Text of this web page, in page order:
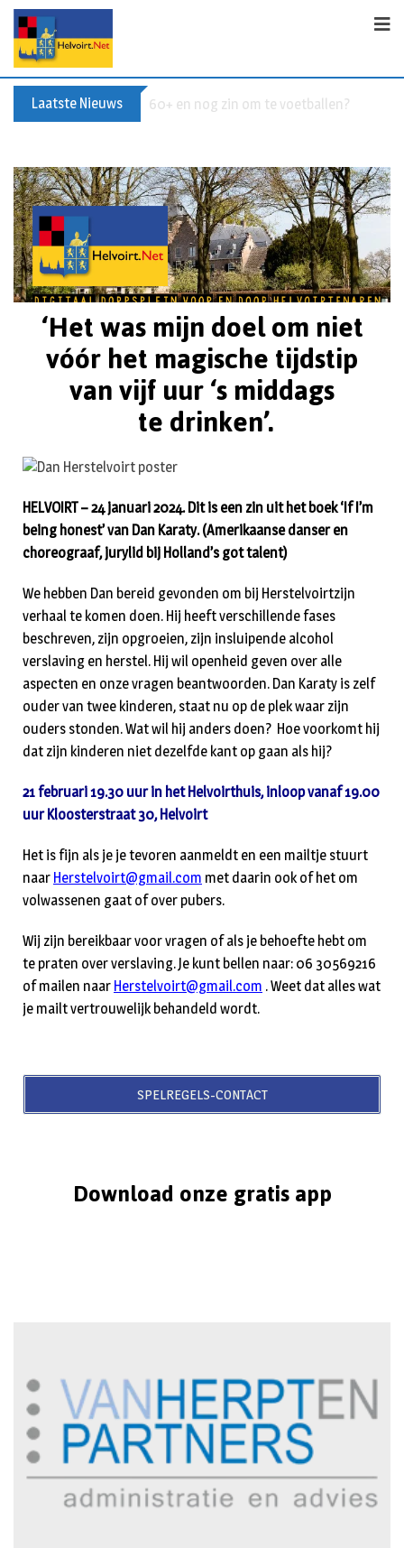
Laatste Nieuws Buxusplanten in brand in Biezenmortel,
‘Het was mijn doel om niet
vóór het magische tijdstip
van vijf uur ‘s middags
te drinken’.
HELVOIRT – 24 januari 2024. Dit is een zin uit het boek ‘If I’m
being honest’ van Dan Karaty. (Amerikaanse danser en
choreograaf, jurylid bij Holland’s got talent)
We hebben Dan bereid gevonden om bij Herstelvoirtzijn
verhaal te komen doen. Hij heeft verschillende fases
beschreven, zijn opgroeien, zijn insluipende alcohol
verslaving en herstel. Hij wil openheid geven over alle
aspecten en onze vragen beantwoorden. Dan Karaty is zelf
ouder van twee kinderen, staat nu op de plek waar zijn
ouders stonden. Wat wil hij anders doen? Hoe voorkomt hij
dat zijn kinderen niet dezelfde kant op gaan als hij?
21 februari 19.30 uur in het Helvoirthuis, inloop vanaf 19.00
uur Kloosterstraat 30, Helvoirt
Het is fijn als je je tevoren aanmeldt en een mailtje stuurt
naar Herstelvoirt@gmail.com met daarin ook of het om
volwassenen gaat of over pubers.
Wij zijn bereikbaar voor vragen of als je behoefte hebt om
te praten over verslaving. Je kunt bellen naar: 06 30569216
of mailen naar Herstelvoirt@gmail.com . Weet dat alles wat
je mailt vertrouwelijk behandeld wordt.
SPELREGELS-CONTACT
Download onze gratis app